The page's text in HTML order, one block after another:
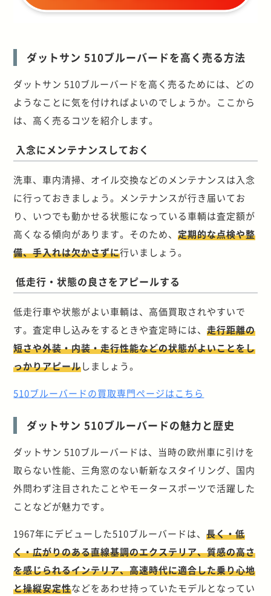
ダットサン 510ブルーバードを高く売る方法
ダットサン 510ブルーバードを高く売るためには、どの
ようなことに気を付ければよいのでしょうか。ここから
は、高く売るコツを紹介します。
入念にメンテナンスしておく
洗車、車内清掃、オイル交換などのメンテナンスは入念
に行っておきましょう。メンテナンスが行き届いてお
り、いつでも動かせる状態になっている車輌は査定額が
高くなる傾向があります。そのため、定期的な点検や整
備、手入れは欠かさずに行いましょう。
低走行・状態の良さをアピールする
低走行車や状態がよい車輌は、高価買取されやすいで
す。査定申し込みをするときや査定時には、走行距離の
短さや外装・内装・走行性能などの状態がよいことをし
っかりアピールしましょう。
510ブルーバードの買取専門ページはこちら
ダットサン 510ブルーバードの魅力と歴史
ダットサン 510ブルーバードは、当時の欧州車に引けを
取らない性能、三角窓のない斬新なスタイリング、国内
外問わず注目されたことやモータースポーツで活躍した
ことなどが魅力です。
1967年にデビューした510ブルーバードは、長く・低
く・広がりのある直線基調のエクステリア、質感の高さ
を感じられるインテリア、高速時代に適合した乗り心地
と操縦安定性などをあわせ持っていたモデルとなってい